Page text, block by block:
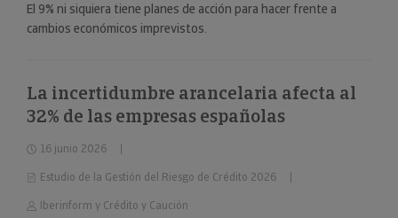
El 9% ni siquiera tiene planes de acción para hacer frente a
cambios económicos imprevistos.
La incertidumbre arancelaria afecta al
32% de las empresas españolas
16 junio 2026
Estudio de la Gestión del Riesgo de Crédito 2026
Iberinform y Crédito y Caución